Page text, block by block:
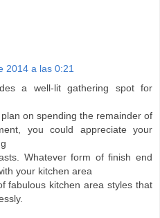
2014 a las 0:21
a well-lit gathering spot for
on spending the remainder of
you could appreciate your
Whatever form of finish end
your kitchen area
fabulous kitchen area styles that